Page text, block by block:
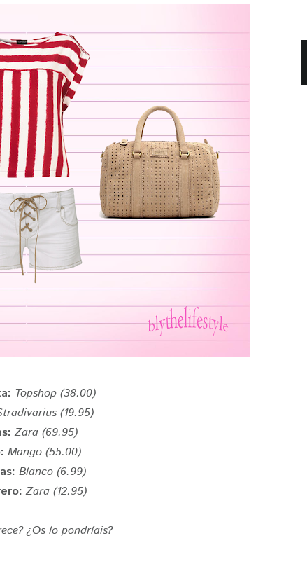
Topshop (38.00)
(19.95)
Zara (69.95)
Mango (55.00)
Blanco (6.99)
Zara (12.95)
¿Os lo pondríais?